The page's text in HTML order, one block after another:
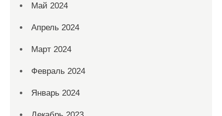
Май 2024
Апрель 2024
Март 2024
Февраль 2024
Январь 2024